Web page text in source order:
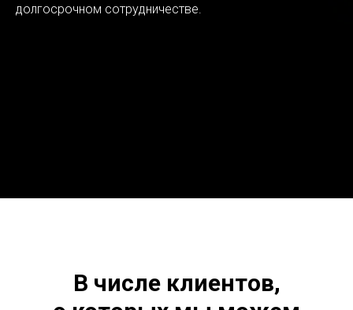
долгосрочном сотрудничестве.
В числе клиентов,